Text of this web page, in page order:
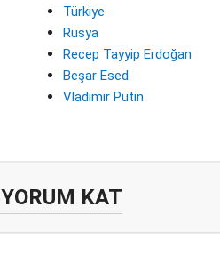
Türkiye
Rusya
Recep Tayyip Erdoğan
Beşar Esed
Vladimir Putin
YORUM KAT